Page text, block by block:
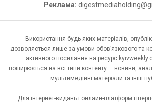
Реклама:
Використання будь-яких матеріалів,
дозволяється лише за умови обов’язкового та
активного посилання на ресурс
поширюється на всі типи контенту — новини,
мультимедійні матеріали та інші
Для інтернет-видань і онлайн-платформ